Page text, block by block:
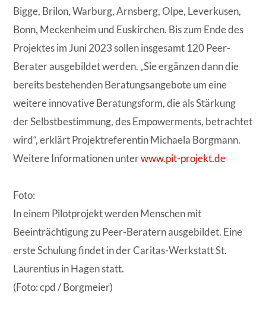
Bigge, Brilon, Warburg, Arnsberg, Olpe, Leverkusen,
Bonn, Meckenheim und Euskirchen. Bis zum Ende des
Projektes im Juni 2023 sollen insgesamt 120 Peer-
Berater ausgebildet werden. „Sie ergänzen dann die
bereits bestehenden Beratungsangebote um eine
weitere innovative Beratungsform, die als Stärkung
der Selbstbestimmung, des Empowerments, betrachtet
wird“, erklärt Projektreferentin Michaela Borgmann.
Weitere Informationen unterwww.pit-projekt.de
Foto:
In einem Pilotprojekt werden Menschen mit
Beeinträchtigung zu Peer-Beratern ausgebildet. Eine
erste Schulung findet in der Caritas-Werkstatt St.
Laurentius in Hagen statt.
(Foto: cpd / Borgmeier)